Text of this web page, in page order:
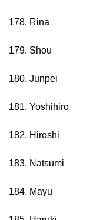
178. Rina
179. Shou
180. Junpei
181. Yoshihiro
182. Hiroshi
183. Natsumi
184. Mayu